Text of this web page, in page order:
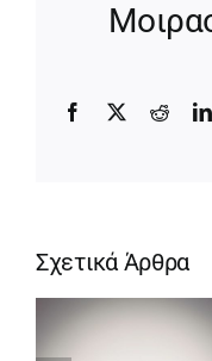
Facebook
X Reddit
Σχετικά Άρθρα